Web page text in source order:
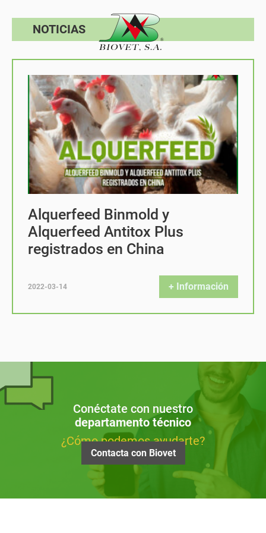
NOTICIAS
Alquerfeed Binmold y
Alquerfeed Antitox Plus
registrados en China
2022-03-14 + Información
Conéctate con nuestro
departamento técnico
¿Cómo podemos ayudarte?
Contacta con Biovet